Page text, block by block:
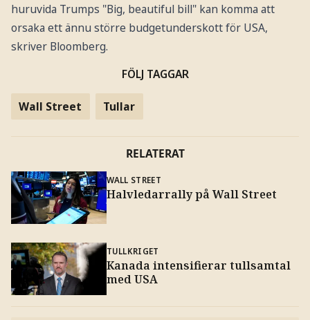
huruvida Trumps "Big, beautiful bill" kan komma att
orsaka ett ännu större budgetunderskott för USA,
skriver Bloomberg.
FÖLJ TAGGAR
Wall Street Tullar
RELATERAT
WALL STREET
Halvledarrally på Wall Street
TULLKRIGET
Kanada intensifierar tullsamtal
med USA